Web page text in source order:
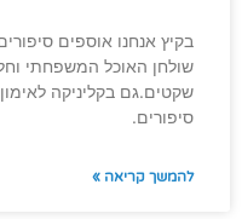
בקיץ אנחנו אוספים
שולחן האוכל המשפחתי
שקטים.גם בקליניקה
סיפורים.
להמשך קריאה »